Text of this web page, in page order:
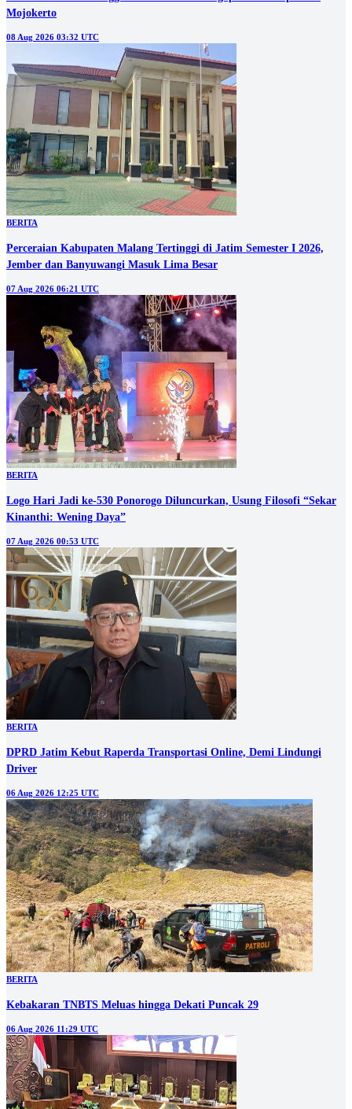
Mojokerto
08 Aug 2026 03:32 UTC
BERITA
Perceraian Kabupaten Malang Tertinggi di Jatim Semester I 2026,
Jember dan Banyuwangi Masuk Lima Besar
07 Aug 2026 06:21 UTC
BERITA
Logo Hari Jadi ke-530 Ponorogo Diluncurkan, Usung Filosofi “Sekar
Kinanthi: Wening Daya”
07 Aug 2026 00:53 UTC
BERITA
DPRD Jatim Kebut Raperda Transportasi Online, Demi Lindungi
Driver
06 Aug 2026 12:25 UTC
BERITA
Kebakaran TNBTS Meluas hingga Dekati Puncak 29
06 Aug 2026 11:29 UTC